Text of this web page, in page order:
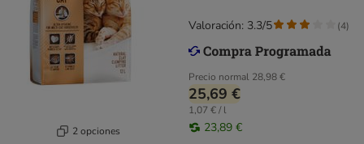
2 opciones
Precio normal 28,98 €
25,69 €
1,07 € / l
23,89 €
Valoración: 3.3/5 (4)